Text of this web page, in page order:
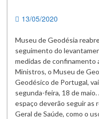
13/05/2020
Museu de Geodésia
seguimento do
medidas de confinamento
Ministros, o Museu de
Geodésico de Portugal,
segunda-feira, 18 de
espaço deverão seguir as
Geral de Saúde, como o